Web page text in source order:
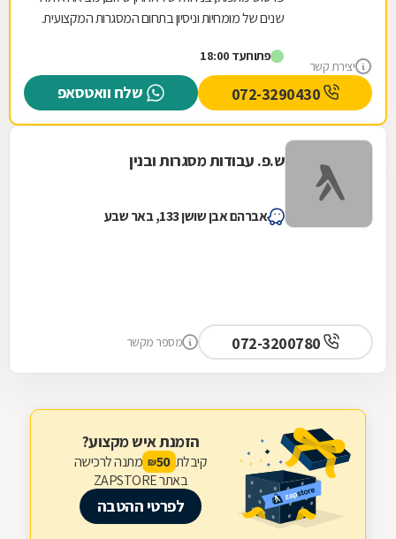
יצירת קשר
שנים של מומחיות וניסיון בתחום המסגרות המקצועית.
פתוחעד 18:00
שלח וואטסאפ
ש.פ. עבודות מסגרות ובנין
אברהם אבן שושן 133, באר שבע
מספר מקשר
הזמנת איש מקצוע?
קיבלת 50
₪ מתנה לרכישה
באתר ZAPSTORE
לפרטי ההטבה